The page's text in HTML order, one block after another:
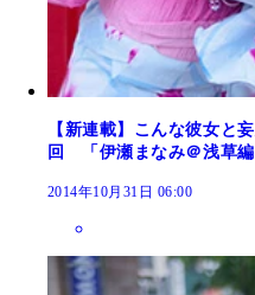
【新連載】こんな彼女
回 「伊瀬まなみ＠浅草編
2014年10月31日 06:00